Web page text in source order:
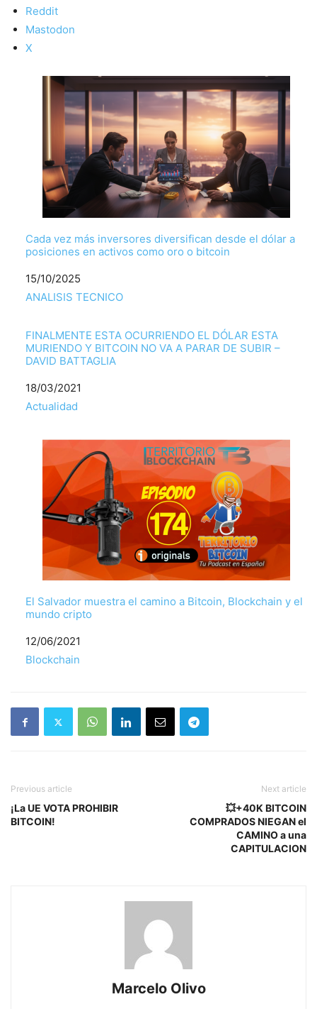
Reddit
Mastodon
X
Cada vez más inversores diversifican desde el dólar a
posiciones en activos como oro o bitcoin
Fecha
15/10/2025
Respecto a
ANALISIS TECNICO
FINALMENTE ESTA OCURRIENDO EL DÓLAR ESTA
MURIENDO Y BITCOIN NO VA A PARAR DE SUBIR –
DAVID BATTAGLIA
Fecha
18/03/2021
Respecto a
Actualidad
El Salvador muestra el camino a Bitcoin, Blockchain y el
mundo cripto
Fecha
12/06/2021
Respecto a
Blockchain
Previous article
¡La UE VOTA PROHIBIR
BITCOIN!
Next article
💥+40K BITCOIN
COMPRADOS NIEGAN el
CAMINO a una
CAPITULACION
Marcelo Olivo